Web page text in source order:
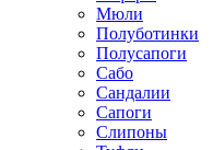
Мюли
Полуботинки
Полусапоги
Сабо
Сандалии
Сапоги
Слипоны